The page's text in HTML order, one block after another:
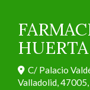
HUERTA
C/ Palacio
Valladolid,47005,